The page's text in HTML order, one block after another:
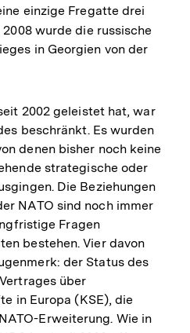
einzige Fregatte drei
2008 wurde die russische
in Georgien von der
2002 geleistet hat, war
beschränkt. Es wurden
denen bisher noch keine
strategische oder
Die Beziehungen
NATO sind noch immer
Fragen
bestehen. Vier davon
der Status des
über
in Europa (KSE), die
Erweiterung. Wie in